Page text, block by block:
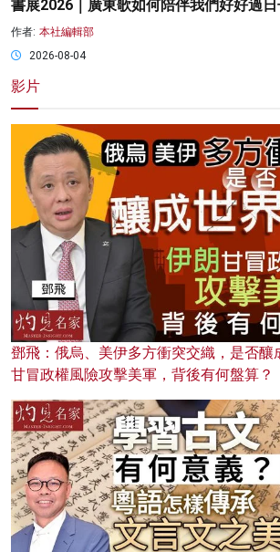
書展2026｜廣東歌如何陪伴我們好好過日
作者: 本社編輯部
2026-08-04
影片
鄧飛：俄烏、美伊多方衝突交織，是否釀
甘冒政權風險攻擊美軍，背後有何盤算？